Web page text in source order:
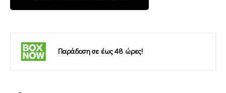
Παράδοση σε έως 48 ώρες!